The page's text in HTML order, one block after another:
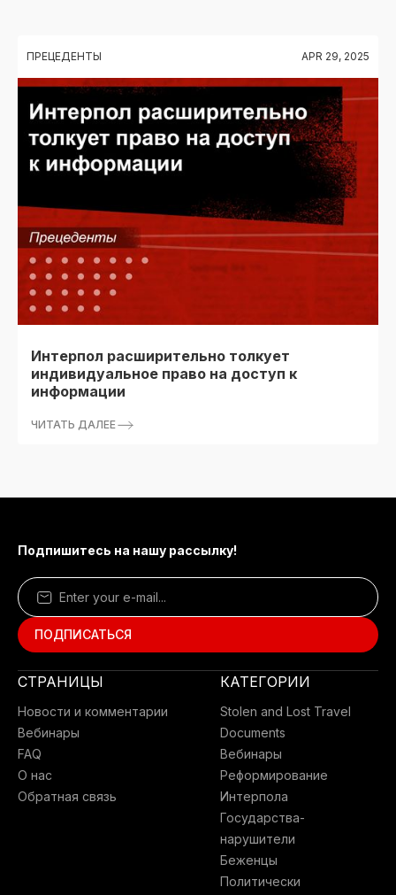
ПРЕЦЕДЕНТЫ APR 29, 2025
Интерпол расширительно толкует
индивидуальное право на доступ к
информации
ЧИТАТЬ ДАЛЕЕ
Подпишитесь на нашу рассылку!
СТРАНИЦЫ
Новости и комментарии
Вебинары
FAQ
О нас
Обратная связь
КАТЕГОРИИ
Stolen and Lost Travel
Documents
Вебинары
Реформирование
Интерпола
Государства-
нарушители
Беженцы
Политически